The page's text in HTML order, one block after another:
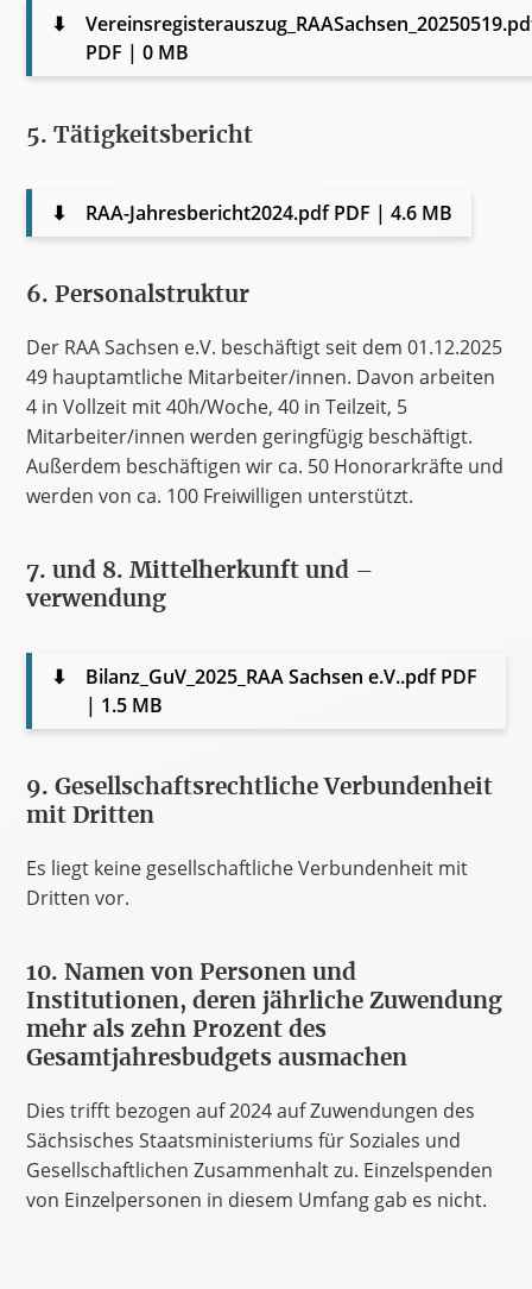
⬇
PDF | 0 MB
5. Tätigkeitsbericht
⬇ RAA-Jahresbericht2024.pdf PDF | 4.6 MB
6. Personalstruktur
Der RAA Sachsen e.V. beschäftigt seit dem 01.12.2025
49 hauptamtliche Mitarbeiter/innen. Davon arbeiten
4 in Vollzeit mit 40h/Woche, 40 in Teilzeit, 5
Mitarbeiter/innen werden geringfügig beschäftigt.
Außerdem beschäftigen wir ca. 50 Honorarkräfte und
werden von ca. 100 Freiwilligen unterstützt.
7. und 8. Mittelherkunft und –
verwendung
⬇ Bilanz_GuV_2025_RAA Sachsen e.V..pdf PDF
| 1.5 MB
9. Gesellschaftsrechtliche Verbundenheit
mit Dritten
Es liegt keine gesellschaftliche Verbundenheit mit
Dritten vor.
10. Namen von Personen und
Institutionen, deren jährliche Zuwendung
mehr als zehn Prozent des
Gesamtjahresbudgets ausmachen
Dies trifft bezogen auf 2024 auf Zuwendungen des
Sächsisches Staatsministeriums für Soziales und
Gesellschaftlichen Zusammenhalt zu. Einzelspenden
von Einzelpersonen in diesem Umfang gab es nicht.